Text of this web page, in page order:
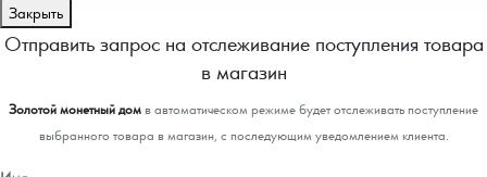
Закрыть
Отправить запрос на отслеживание поступления товара
в магазин
Золотой монетный домв автоматическом режиме будет отслеживать поступление
выбранного товара в магазин, с последующим уведомлением клиента.